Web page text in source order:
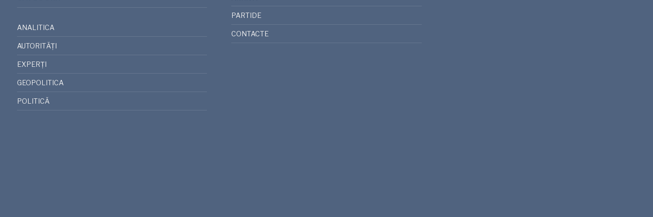
ANALITICA
AUTORITĂȚI
EXPERȚI
GEOPOLITICA
POLITICĂ
PARTIDE
CONTACTE